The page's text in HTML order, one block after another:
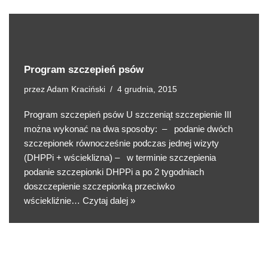
Program szczepień psów
przez Adam Kraciński 4 grudnia, 2015
Program szczepień psów U szczeniąt szczepienie III
można wykonać na dwa sposoby: – podanie dwóch
szczepionek równocześnie podczas jednej wizyty
(DHPPi + wścieklizna) – w terminie szczepienia
podanie szczepionki DHPPi a po 2 tygodniach
doszczepienie szczepionką przeciwko
wściekliźnie… Czytaj dalej »